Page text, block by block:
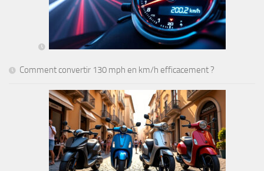
Comment convertir 130 mph en km/h efficacement ?